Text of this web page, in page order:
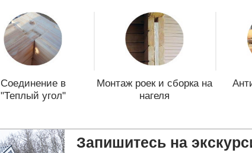
Соединение в
"Теплый угол"
Монтаж роек и сборка на
нагеля
Запишитесь на